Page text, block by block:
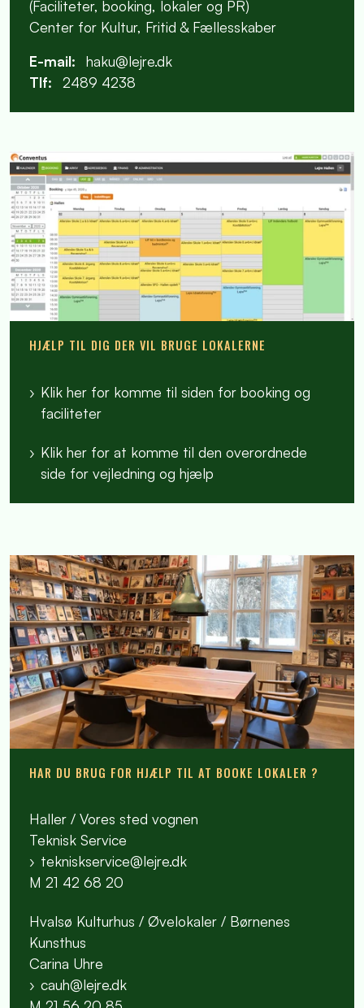
(Faciliteter, booking, lokaler og PR)
Center for Kultur, Fritid & Fællesskaber
E-mail:
haku@lejre.dk
Tlf:
2489 4238
HJÆLP TIL DIG DER VIL BRUGE LOKALERNE
Klik her for komme til siden for booking og
faciliteter
Klik her for at komme til den overordnede
side for vejledning og hjælp
HAR DU BRUG FOR HJÆLP TIL AT BOOKE LOKALER ?
Haller / Vores sted vognen
Teknisk Service
tekniskservice@lejre.dk
M 21 42 68 20
Hvalsø Kulturhus / Øvelokaler / Børnenes
Kunsthus
Carina Uhre
cauh@lejre.dk